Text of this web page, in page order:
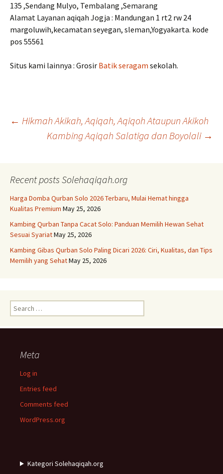
135 ,Sendang Mulyo, Tembalang ,Semarang
Alamat Layanan aqiqah Jogja : Mandungan 1 rt2 rw 24
margoluwih,kecamatan seyegan, sleman,Yogyakarta. kode
pos 55561
Situs kami lainnya : Grosir Batik seragam sekolah.
Post
← Hikmah Akikah, Aqiqah, Aqiqoh Ataupun Akikoh
Kambing Aqiqah Salatiga dan Boyolali →
Recent posts Solehaqiqah.org
Harga Domba Qurban Solo 2026 Terbaru, Mulai Hemat hingga
Kualitas Premium May 25, 2026
Kambing Qurban Tanpa Cacat Solo: Panduan Memilih Hewan Sehat
Sesuai SyariatMay 25, 2026
Kambing Gibas Qurban Solo Paling Dicari 2026: Ciri, Kualitas, dan Tips
Memilih yang SehatMay 25, 2026
Search
for:
Meta
Log in
Entries feed
Comments feed
WordPress.org
Kategori Solehaqiqah.org